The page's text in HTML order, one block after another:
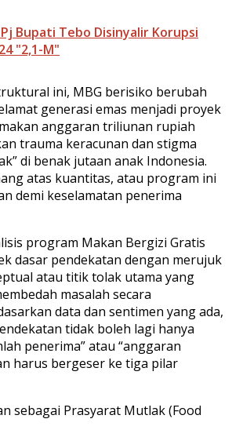
Pj Bupati Tebo Disinyalir Korupsi
"2,1-M"
ini, MBG berisiko berubah
generasi emas menjadi proyek
anggaran triliunan rupiah
trauma keracunan dan stigma
di benak jutaan anak Indonesia.
atas kuantitas, atau program ini
demi keselamatan penerima
program Makan Bergizi Gratis
dasar pendekatan dengan merujuk
atau titik tolak utama yang
masalah secara
data dan sentimen yang ada,
tidak boleh lagi hanya
penerima” atau “anggaran
harus bergeser ke tiga pilar
sebagai Prasyarat Mutlak (Food